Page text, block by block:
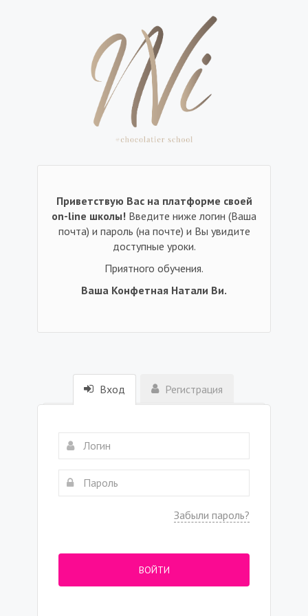
Приветствую Вас на платформе своей
on-line школы! Введите ниже логин (Ваша
почта) и пароль (на почте) и Вы увидите
доступные уроки.
Приятного обучения.
Ваша Конфетная Натали Ви.
Вход Регистрация
Забыли пароль?
ВОЙТИ